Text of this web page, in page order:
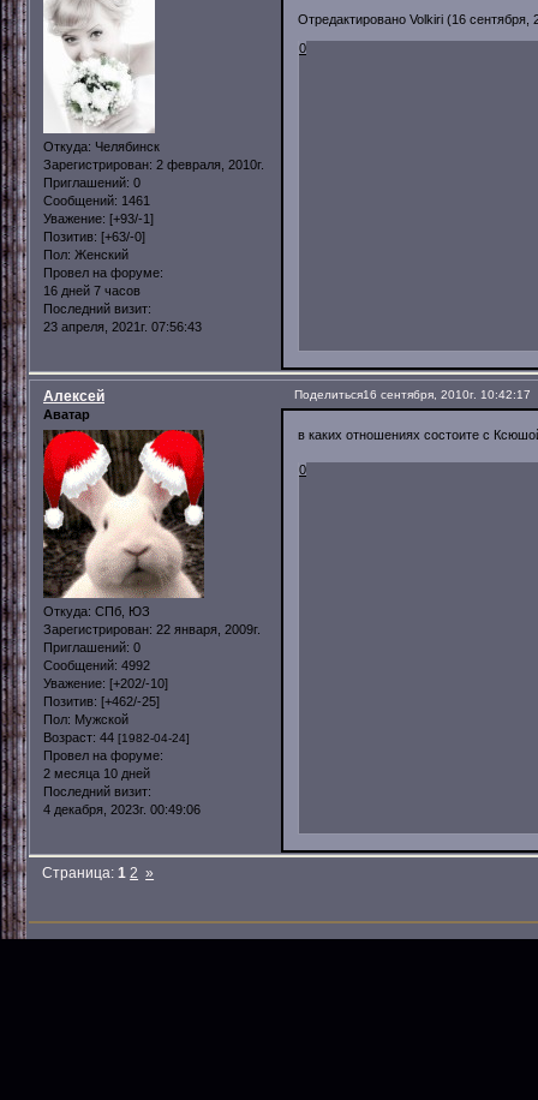
Откуда: Челябинск
Зарегистрирован: 2 февраля, 2010г.
Приглашений: 0
Сообщений: 1461
Уважение: [+93/-1]
Позитив: [+63/-0]
Пол: Женский
Провел на форуме:
16 дней 7 часов
Последний визит:
23 апреля, 2021г. 07:56:43
Отредактировано Volkiri (16 сентября,
0
Поделиться16 сентября, 2010г. 10:42:17
Алексей
Аватар
Откуда: СПб, ЮЗ
Зарегистрирован: 22 января, 2009г.
Приглашений: 0
Сообщений: 4992
Уважение: [+202/-10]
Позитив: [+462/-25]
Пол: Мужской
Возраст: 44 [1982-04-24]
Провел на форуме:
2 месяца 10 дней
Последний визит:
4 декабря, 2023г. 00:49:06
в каких отношениях состоите с
0
Страница:1 2 »